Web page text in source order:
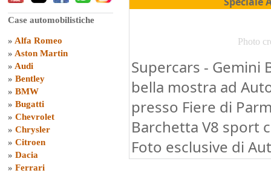
Case automobilistiche
» Alfa Romeo
» Aston Martin
» Audi
» Bentley
» BMW
» Bugatti
» Chevrolet
» Chrysler
» Citroen
» Dacia
» Ferrari
Photo
Supercars - Gemini
bella mostra ad
presso Fiere di
Barchetta V8 sport
Foto esclusive di